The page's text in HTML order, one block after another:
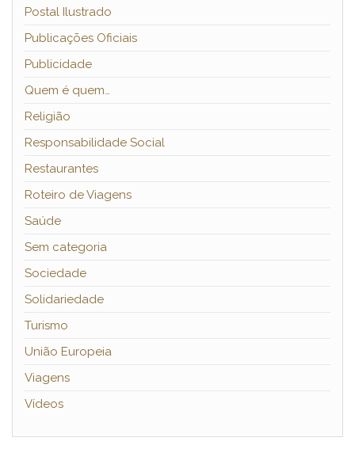
Postal Ilustrado
Publicações Oficiais
Publicidade
Quem é quem…
Religião
Responsabilidade Social
Restaurantes
Roteiro de Viagens
Saúde
Sem categoria
Sociedade
Solidariedade
Turismo
União Europeia
Viagens
Vídeos